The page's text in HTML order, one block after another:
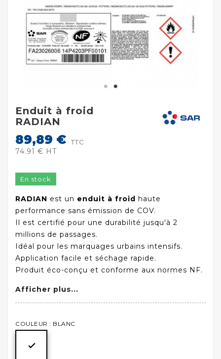
Enduit à froid
RADIAN
89,89 € TTC
74.91 € HT
En stock
RADIAN est un enduit à froid haute
performance sans émission de COV.
Il est certifié pour une durabilité jusqu'à 2
millions de passages.
Idéal pour les marquages urbains intensifs.
Application facile et séchage rapide.
Produit éco-conçu et conforme aux normes NF.
Afficher plus...
COULEUR : BLANC
